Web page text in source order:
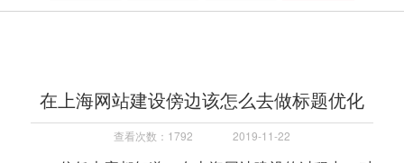
在上海网站建设傍边该怎么去做标题优化
查看次数：1792 2019-11-22